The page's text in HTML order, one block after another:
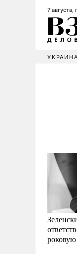
7 августа,
УКРАИНА